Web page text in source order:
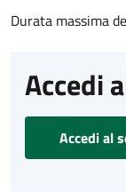
Durata massima
Accedi
Accedi al